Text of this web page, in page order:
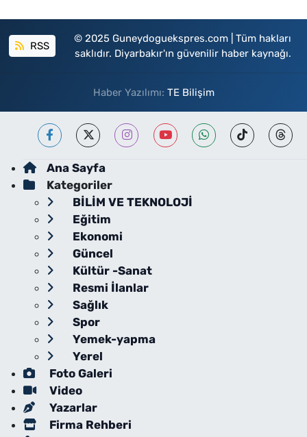
RSS
© 2025 Guneydoguekspres.com | Tüm hakları
saklıdır. Diyarbakır'ın güvenilir haber kaynağı.
Haber Yazılımı: TE Bilişim
Ana Sayfa
Kategoriler
BİLİM VE TEKNOLOJİ
Eğitim
Ekonomi
Güncel
Kültür -Sanat
Resmi İlanlar
Sağlık
Spor
Yemek-yapma
Yerel
Foto Galeri
Video
Yazarlar
Firma Rehberi